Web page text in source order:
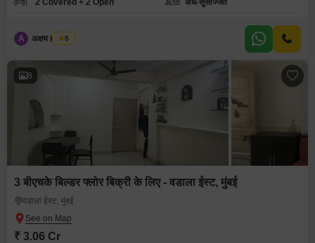
2 Covered + 2 Open
अर्ध-सुसज्जित
A अक्षय ह पाटील
5
8
3 बीएचके बिल्डर फ्लोर बिक्री के लिए - वडाला ईस्ट, मुंबई
वडाला ईस्ट, मुंबई
₹ 3.06 Cr